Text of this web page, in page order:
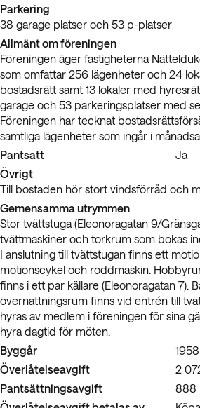
Parkering
38 garage platser och 53 p-platser
Allmänt om föreningen
Föreningen äger fastigheterna
som omfattar 256 lägenheter och 24
bostadsrätt samt 13 lokaler med
garage och 53 parkeringsplatser med
Föreningen har tecknat
samtliga lägenheter som ingår i
Pantsatt
Ja
Övrigt
Till bostaden hör stort vindsförråd och
Gemensamma utrymmen
Stor tvättstuga (Eleonoragatan 9/
tvättmaskiner och torkrum som bokas
I anslutning till tvättstugan finns ett
motionscykel och roddmaskin.
finns i ett par källare (Eleonoragatan 7).
övernattningsrum finns vid entrén till
hyras av medlem i föreningen för sina
hyra dagtid för möten.
Byggår
1958
Överlåtelseavgift
2
Pantsättningsavgift
888